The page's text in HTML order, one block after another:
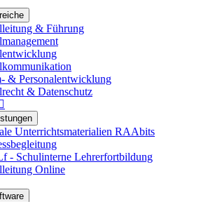
& Führung
& Personalentwicklung
& Datenschutz

Unterrichtsmaterialien RAAbits
- Schulinterne Lehrerfortbildung
Online